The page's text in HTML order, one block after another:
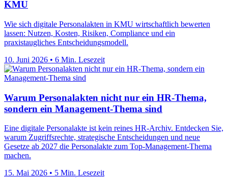
KMU
Wie sich digitale Personalakten in KMU wirtschaftlich bewerten
lassen: Nutzen, Kosten, Risiken, Compliance und ein
praxistaugliches Entscheidungsmodell.
10. Juni 2026 • 6 Min. Lesezeit
Warum Personalakten nicht nur ein HR-Thema,
sondern ein Management-Thema sind
Eine digitale Personalakte ist kein reines HR-Archiv. Entdecken Sie,
warum Zugriffsrechte, strategische Entscheidungen und neue
Gesetze ab 2027 die Personalakte zum Top-Management-Thema
machen.
15. Mai 2026 • 5 Min. Lesezeit